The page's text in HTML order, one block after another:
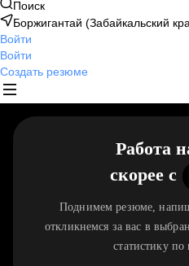
Поиск
Боржигантай (Забайкальский
Войти
Войти
Создать резюме
Работа
скорее c
Поднимем резюме,
откликнемся за вас в
статистику по